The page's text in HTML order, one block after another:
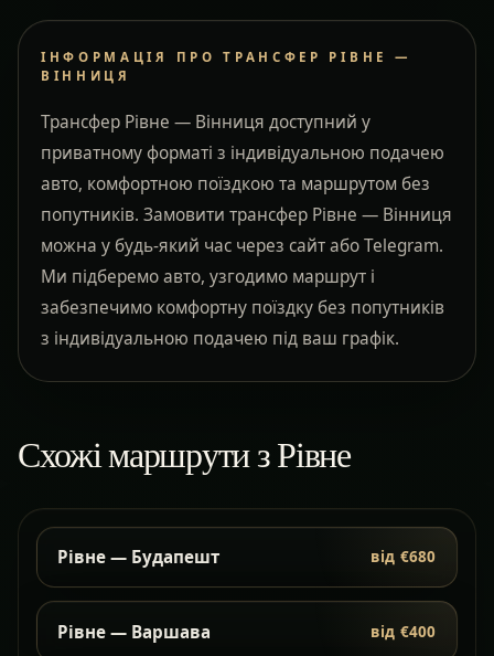
ІНФОРМАЦІЯ ПРО ТРАНСФЕР РІВНЕ —
ВІННИЦЯ
Трансфер Рівне — Вінниця доступний у
приватному форматі з індивідуальною подачею
авто, комфортною поїздкою та маршрутом без
попутників. Замовити трансфер Рівне — Вінниця
можна у будь-який час через сайт або Telegram.
Ми підберемо авто, узгодимо маршрут і
забезпечимо комфортну поїздку без попутників
з індивідуальною подачею під ваш графік.
Схожі маршрути з Рівне
Рівне — Будапешт від €680
Рівне — Варшава від €400